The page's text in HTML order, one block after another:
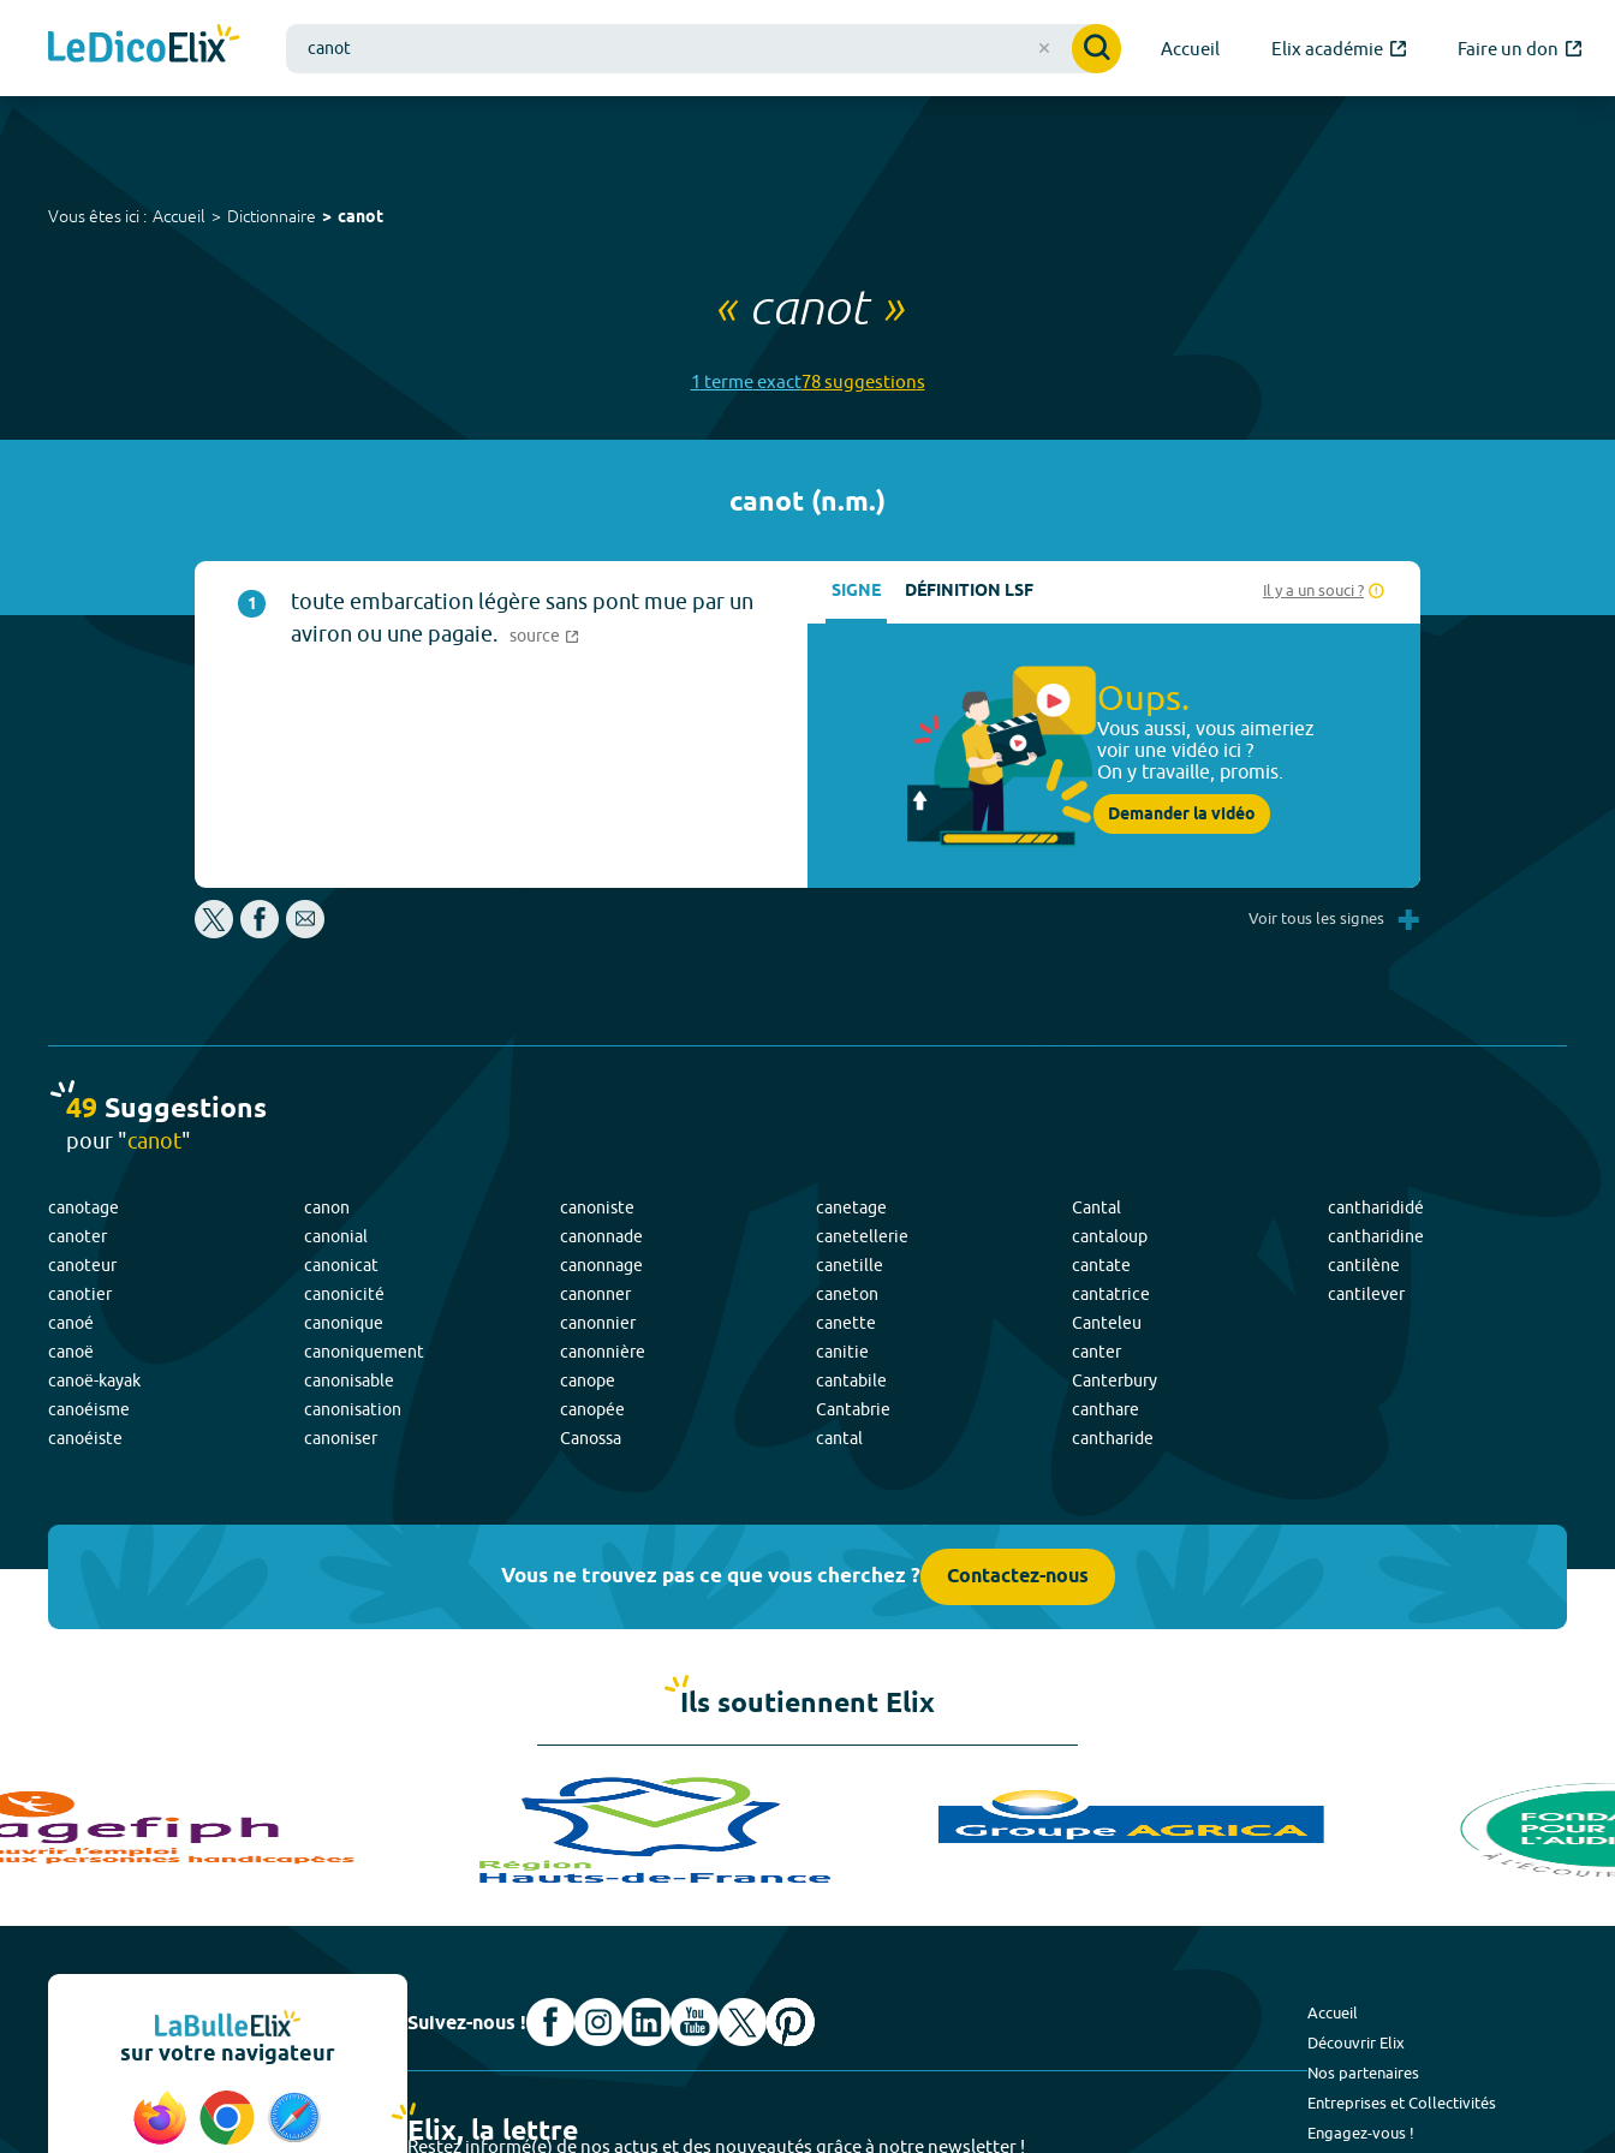
Accueil Elix académie Faire un don
Vous êtes ici : Accueil Dictionnaire canot
« canot»
1 termeexact78suggestions
canot (n.m.)
1
toute embarcation légère sans pont mue par un
aviron ou une pagaie. source
SIGNE DÉFINITION LSF Il y a un souci ?
Oups.
Vous aussi, vous aimeriez
voir une vidéo ici ?
On y travaille, promis.
Demander la vidéo
Voir tous les signes +
49 Suggestions
pour "canot"
canotage
canoter
canoteur
canotier
canoé
canoë
canoë-kayak
canoéisme
canoéiste
canon
canonial
canonicat
canonicité
canonique
canoniquement
canonisable
canonisation
canoniser
canoniste
canonnade
canonnage
canonner
canonnier
canonnière
canope
canopée
Canossa
canetage
canetellerie
canetille
caneton
canette
canitie
cantabile
Cantabrie
cantal
Cantal
cantaloup
cantate
cantatrice
Canteleu
canter
Canterbury
canthare
cantharide
cantharididé
cantharidine
cantilène
cantilever
Vous ne trouvez pas ce que vous cherchez ? Contactez-nous
Ils soutiennent Elix
sur votre navigateur
Suivez-nous !
Elix, la lettre
Restez informé(e) de nos actus et des nouveautés grâce à notre newsletter !
Accueil
Découvrir Elix
Nos partenaires
Entreprises et Collectivités
Engagez-vous !